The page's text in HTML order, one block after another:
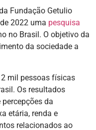
Fundação Getulio
2022 uma pesquisa
no Brasil. O objetivo da
da sociedade a
mil pessoas físicas
Os resultados
da
etária, renda e
relacionados ao